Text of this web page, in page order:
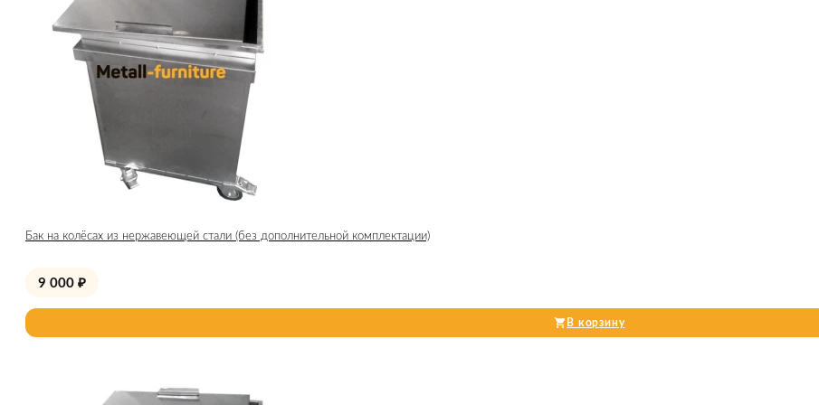
Бак на колёсах из нержавеющей стали (без дополнительной комплектации)
9 000 ₽
В корзину